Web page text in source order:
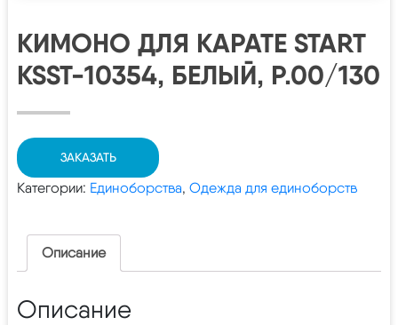
КИМОНО ДЛЯ КАРАТЕ START
KSST-10354, БЕЛЫЙ, Р.00/130
ЗАКАЗАТЬ
Категории: Единоборства, Одежда для единоборств
Описание
Описание